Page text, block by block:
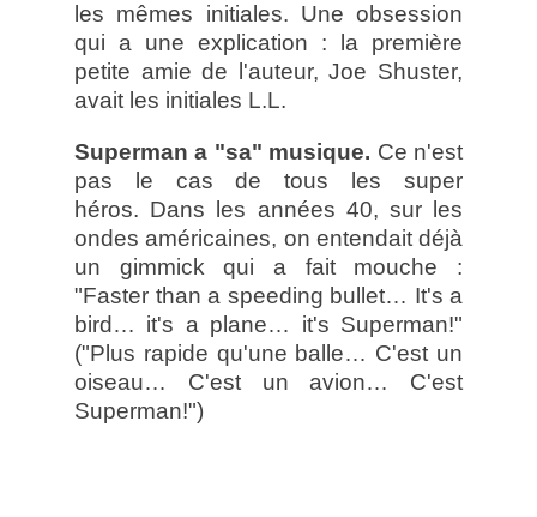
les mêmes initiales. Une obsession
qui a une explication : la première
petite amie de l'auteur, Joe Shuster,
avait les initiales L.L.
Superman a "sa" musique. Ce n'est
pas le cas de tous les super
héros. Dans les années 40, sur les
ondes américaines, on entendait déjà
un gimmick qui a fait mouche :
"Faster than a speeding bullet… It's a
bird… it's a plane… it's Superman!"
("Plus rapide qu'une balle… C'est un
oiseau… C'est un avion… C'est
Superman!")